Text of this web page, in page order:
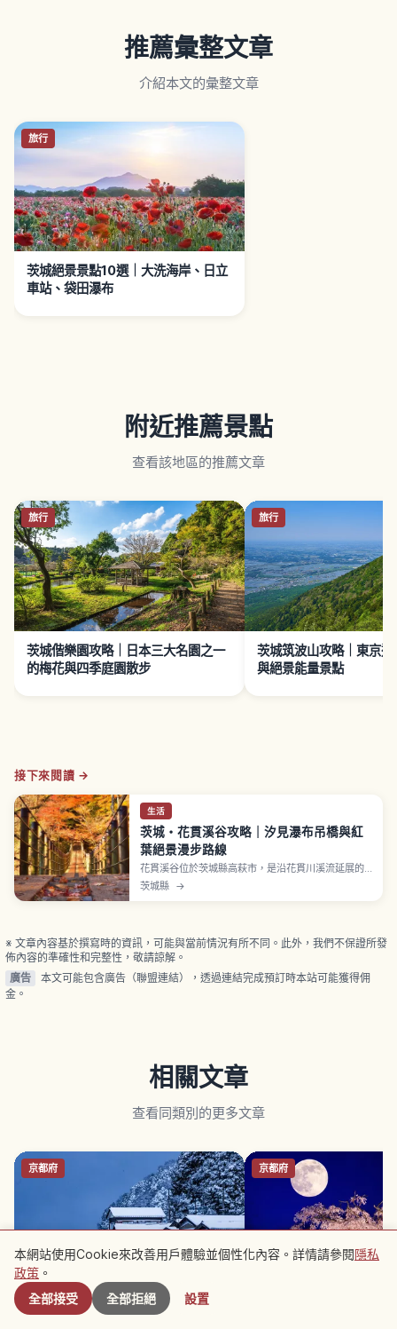
推薦彙整文章
介紹本文的彙整文章
旅行
茨城絕景景點10選｜大洗海岸、日立
車站、袋田瀑布
附近推薦景點
查看該地區的推薦文章
旅行
茨城偕樂園攻略｜日本三大名園之一
的梅花與四季庭園散步
旅行
茨城筑波山攻略｜東京近
與絕景能量景點
接下來閱讀 →
生活
茨城・花貫溪谷攻略｜汐見瀑布吊橋與紅
葉絕景漫步路線
花貫溪谷位於茨城縣高萩市，是沿花貫川溪流延展的
賞楓名所，11月中旬〜下旬楓葉與槭樹紅葉最美。地
高萩站搭計程車約25分鐘。
茨城縣 →
※ 文章內容基於撰寫時的資訊，可能與當前情況有所不同。此外，我們不保證所發
佈內容的準確性和完整性，敬請諒解。
廣告
本文可能包含廣告（聯盟連結），透過連結完成預訂時本站可能獲得佣
金。
相關文章
查看同類別的更多文章
京都府
京都伊根舟屋攻略｜海上木屋聚落、
遊船與住宿體驗
京都府
附近景點
本網站使用Cookie來改善用戶體驗並個性化內容。詳情請參閱隱私
政策 。
全部接受
全部拒絕 設置